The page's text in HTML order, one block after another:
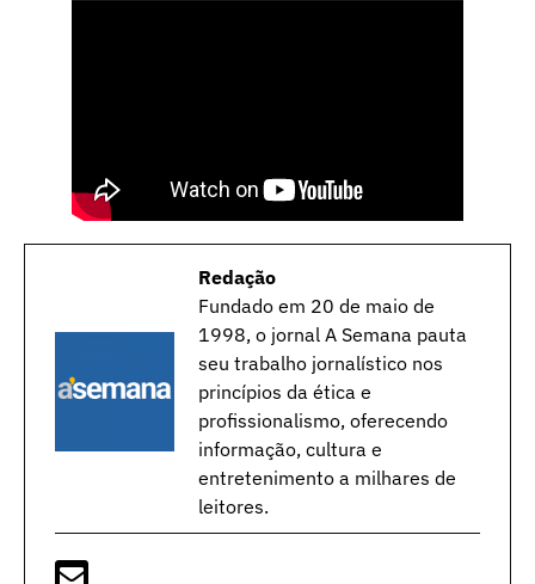
Redação
Fundado em 20 de maio de
1998, o jornal A Semana pauta
seu trabalho jornalístico nos
princípios da ética e
profissionalismo, oferecendo
informação, cultura e
entretenimento a milhares de
leitores.